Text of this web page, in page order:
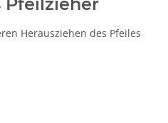
Herausziehen des Pfeiles